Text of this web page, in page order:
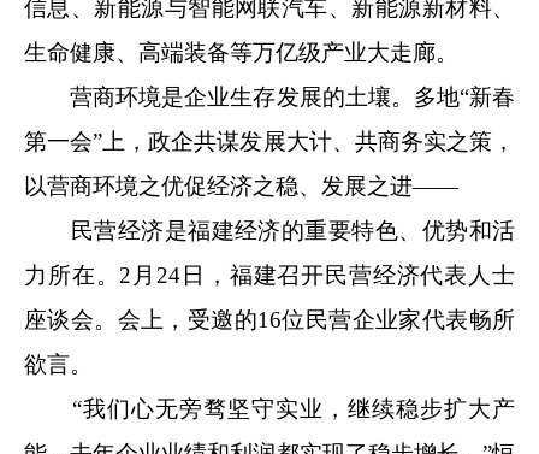
信息、新能源与智能网联汽车、新能源新材料、
生命健康、高端装备等万亿级产业大走廊。
营商环境是企业生存发展的土壤。多地“新春
第一会”上，政企共谋发展大计、共商务实之策，
以营商环境之优促经济之稳、发展之进——
民营经济是福建经济的重要特色、优势和活
力所在。2月24日，福建召开民营经济代表人士
座谈会。会上，受邀的16位民营企业家代表畅所
欲言。
“我们心无旁骛坚守实业，继续稳步扩大产